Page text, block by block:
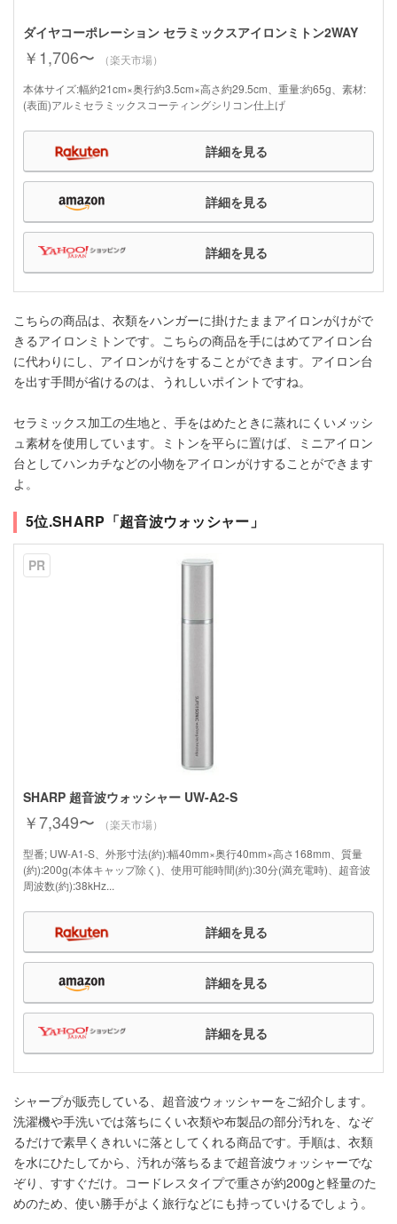
ダイヤコーポレーション セラミックスアイロンミトン2WAY
￥1,706〜
（楽天市場）
本体サイズ:幅約21cm×奥行約3.5cm×高さ約29.5cm、重量:約65g、素材:
(表面)アルミセラミックスコーティングシリコン仕上げ
詳細を見る
詳細を見る
詳細を見る
こちらの商品は、衣類をハンガーに掛けたままアイロンがけがで
きるアイロンミトンです。こちらの商品を手にはめてアイロン台
に代わりにし、アイロンがけをすることができます。アイロン台
を出す手間が省けるのは、うれしいポイントですね。
セラミックス加工の生地と、手をはめたときに蒸れにくいメッシ
ュ素材を使用しています。ミトンを平らに置けば、ミニアイロン
台としてハンカチなどの小物をアイロンがけすることができます
よ。
5位.SHARP「超音波ウォッシャー」
PR
SHARP 超音波ウォッシャー UW-A2-S
￥7,349〜
（楽天市場）
型番; UW-A1-S、外形寸法(約):幅40mm×奥行40mm×高さ168mm、質量
(約):200g(本体キャップ除く)、使用可能時間(約):30分(満充電時)、超音波
周波数(約):38kHz...
詳細を見る
詳細を見る
詳細を見る
シャープが販売している、超音波ウォッシャーをご紹介します。
洗濯機や手洗いでは落ちにくい衣類や布製品の部分汚れを、なぞ
るだけで素早くきれいに落としてくれる商品です。手順は、衣類
を水にひたしてから、汚れが落ちるまで超音波ウォッシャーでな
ぞり、すすぐだけ。コードレスタイプで重さが約200gと軽量のた
めのため、使い勝手がよく旅行などにも持っていけるでしょう。